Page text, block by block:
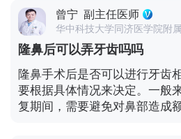
有直接的因果关系。 在考虑隆
充分了解手术的风险、效果和
整形外科医生进行详细的咨询
你的具体情况，提供个性化的
要认识到外貌并不是衡量个人
准。每个人都有自己独特的魅
追求外在的完美。
鱼或鲈鱼。鱼类还富含健康的
- 豆类和豆制品：如果你是素食
好，豆类和豆制品也是很好的
豆浆、扁豆等。 除了肉类的选
点： - 烹饪方式：选择健康的
或烤，避免过度油腻或刺激性
食：确保饮食中包含多种蔬菜
曾宁 副主任医师
华中科技大学同济医学院附
隆鼻后可以弄牙齿吗吗
隆鼻手术后是否可以进行牙齿
要根据具体情况来决定。一般
复期间，需要避免对鼻部造成